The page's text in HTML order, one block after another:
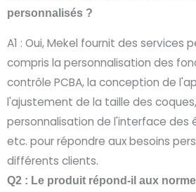
personnalisés ?
A1 : Oui, Mekel fournit des services
compris la personnalisation des
contrôle PCBA, la conception de
l'ajustement de la taille des
personnalisation de l'interface des
etc. pour répondre aux besoins
différents clients.
Q2 : Le produit répond-il aux